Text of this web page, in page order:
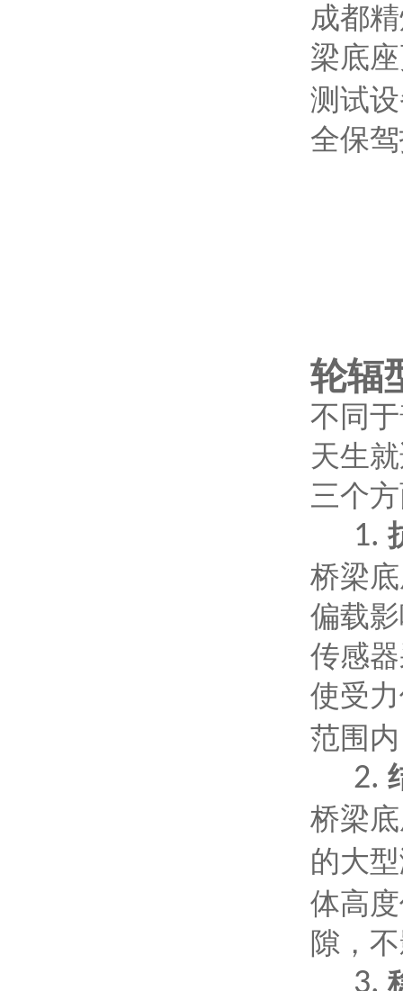
成都
梁底
测试
全保
轮辐
不同
天生
三个
1.
桥梁
偏载
传感
使受
范围
2.
桥梁
的大
体高
隙，